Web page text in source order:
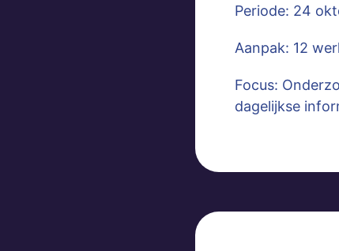
Periode: 24
Aanpak: 12
Focus:
dagelijkse